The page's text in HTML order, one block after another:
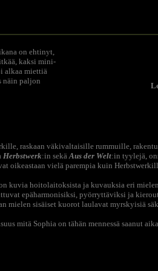
on ehtinyt,
kaksi mini-
alkaa miettiä
näin paljon
raskaan väkivaltaisille rummuille,
Herbstwerk:in sekäAus der Welt:in tyylejä,
oikeastaan vielä parempia kuin Herbstwerkill
on kuvia hoitolaitoksista ja kuvauksia eri
epäharmonisiksi, pyörryttäviksi ja
mielen sisäiset kuorot laulavat myrskyisiä
mitä Sophia on tähän mennessä saanut